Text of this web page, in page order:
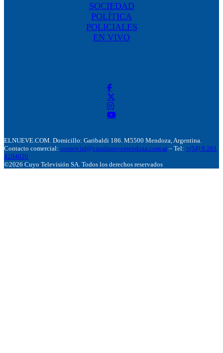
SOCIEDAD
POLÍTICA
POLICIALES
EN VIVO
ELNUEVE.COM. Domicillo: Garibaldi 186. M5500 Mendoza, Argentina.
Contacto comercial: comercial@canalnuevemendoza.com.ar – Tel: +(54) 9 261
4204020
©2026 Cuyo Televisión SA. Todos los derechos reservados